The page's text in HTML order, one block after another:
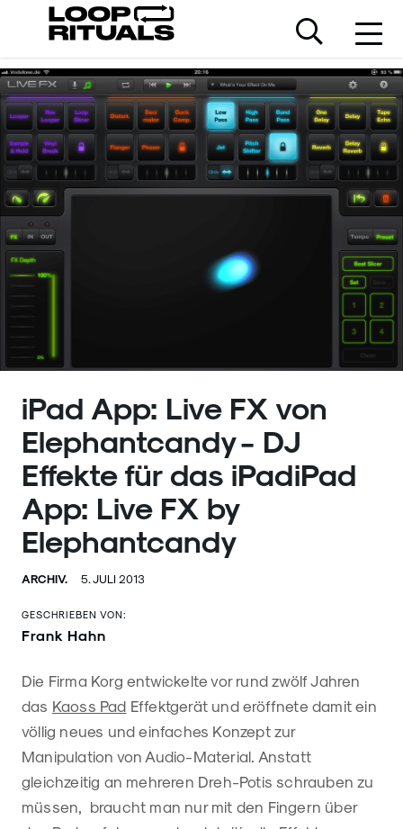
iPad App: Live FX von
Elephantcandy - DJ
Effekte für das iPadiPad
App: Live FX by
Elephantcandy
ARCHIV. 5. JULI 2013
GESCHRIEBEN VON:
Frank Hahn
Die Firma Korg entwickelte vor rund zwölf Jahren
das Kaoss Pad Effektgerät und eröffnete damit ein
völlig neues und einfaches Konzept zur
Manipulation von Audio-Material. Anstatt
gleichzeitig an mehreren Dreh-Potis schrauben zu
müssen, braucht man nur mit den Fingern über